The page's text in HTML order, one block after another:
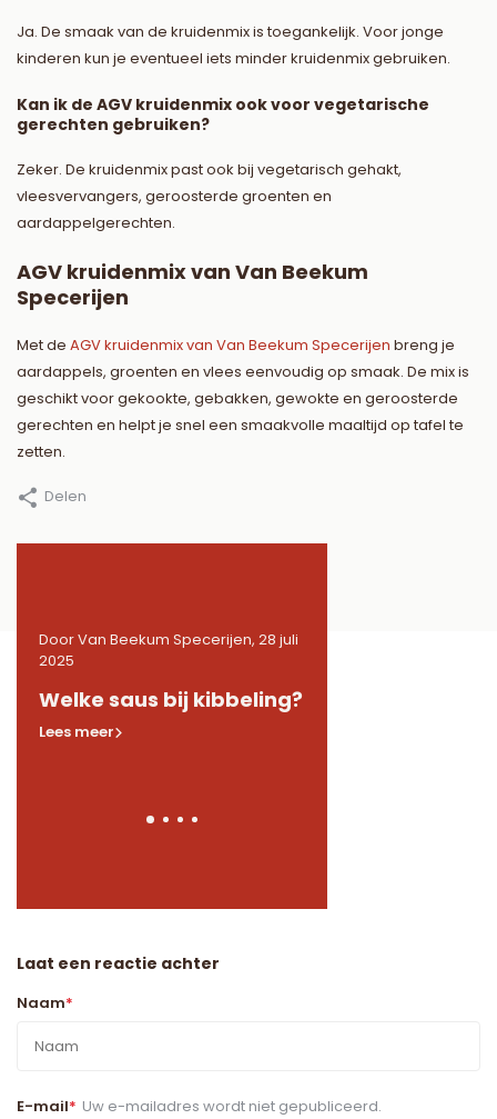
Ja. De smaak van de kruidenmix is toegankelijk. Voor jonge
kinderen kun je eventueel iets minder kruidenmix gebruiken.
Kan ik de AGV kruidenmix ook voor vegetarische
gerechten gebruiken?
Zeker. De kruidenmix past ook bij vegetarisch gehakt,
vleesvervangers, geroosterde groenten en
aardappelgerechten.
AGV kruidenmix van Van Beekum
Specerijen
Met de AGV kruidenmix van Van Beekum Specerijen breng je
aardappels, groenten en vlees eenvoudig op smaak. De mix is
geschikt voor gekookte, gebakken, gewokte en geroosterde
gerechten en helpt je snel een smaakvolle maaltijd op tafel te
zetten.
Delen
Door Van Beekum Specerijen, 28 juli
2025
Welke saus bij kibbeling?
Lees meer
Laat een reactie achter
Naam*
E-mail* Uw e-mailadres wordt niet gepubliceerd.